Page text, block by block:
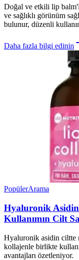
Doğal ve etkili lip
ve sağlıklı görünüm
bulunur, düzenli
Daha fazla bilgi edinin
PopülerArama
Hyaluronik
Kullanımın Cilt
Hyaluronik asidin ciltte
kollajenle birlikte
avantajları özetleniyor.